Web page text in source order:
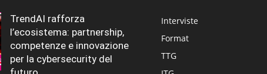
TrendAI rafforza
l’ecosistema: partnership,
competenze e innovazione
per la cybersecurity del
Interviste
Format
TTG